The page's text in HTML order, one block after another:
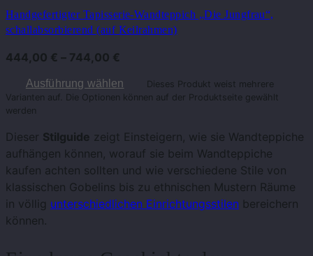
Handgefertigter Tapisserie-Wandteppich „Die Jungfrau“,
schallabsorbierend (auf Keilrahmen)
444,00 € – 744,00 €
Ausführung wählen
Dieses Produkt weist mehrere
Varianten auf. Die Optionen können auf der Produktseite gewählt
werden
Dieser Stilguide zeigt Einsteigern, wie sie Wandteppiche
aufhängen können, worauf sie beim Wandteppiche
kaufen achten sollten und wie verschiedene Stile von
klassischen Gobelins bis zu ethnischen Mustern Räume
in völlig unterschiedlichen Einrichtungsstilen bereichern
können.